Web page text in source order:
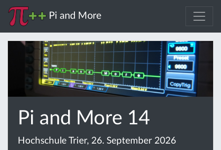
Pi and More
Pi and More 14
Hochschule Trier, 26. September 2026